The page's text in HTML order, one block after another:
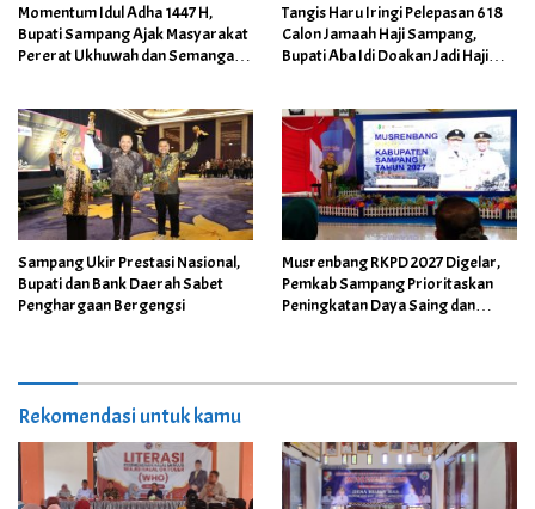
Momentum Idul Adha 1447 H,
Bupati Sampang Ajak Masyarakat
Pererat Ukhuwah dan Semangat
Tangis Haru Iringi Pelepasan 618
Calon Jamaah Haji Sampang,
Bupati Aba Idi Doakan Jadi Haji
Sampang Ukir Prestasi Nasional,
Bupati dan Bank Daerah Sabet
Penghargaan Bergengsi
Musrenbang RKPD 2027 Digelar,
Pemkab Sampang Prioritaskan
Peningkatan Daya Saing dan
Rekomendasi untuk kamu